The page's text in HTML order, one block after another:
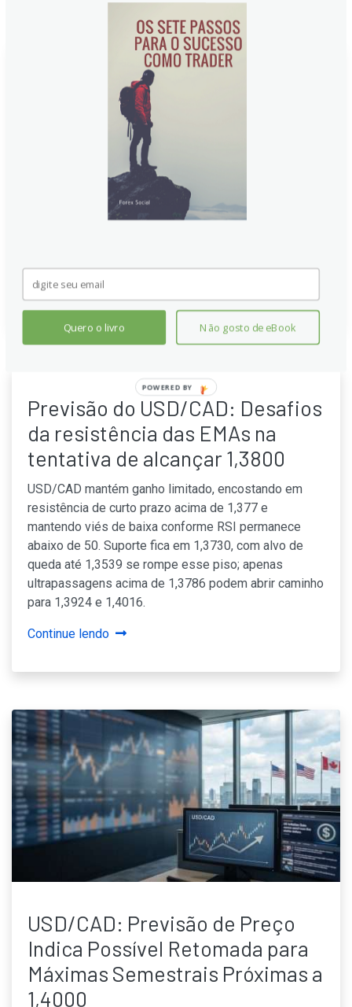
Notícias Relacionadas:
Previsão do USD/CAD: teste de
suporte em 1,3700 próximo às
médias móveis
USD/CAD permanece próximo de 1,3710, com viés
de curto prazo levemente otimista enquanto o preço
fica acima das médias móveis de 9 e 50 dias. O RSI
sinaliza pressão de compra, e um rompimento acima
Continue lendo
Previsão do USD/CAD: Desafios
da resistência das EMAs na
tentativa de alcançar 1,3800
USD/CAD mantém ganho limitado, encostando em
resistência de curto prazo acima de 1,377 e
mantendo viés de baixa conforme RSI permanece
abaixo de 50. Suporte fica em 1,3730, com alvo de
queda até 1,3539 se rompe esse piso; apenas
ultrapassagens acima de 1,3786 podem abrir caminho
para 1,3924 e 1,4016.
Continue lendo
USD/CAD: Previsão de Preço
Indica Possível Retomada para
Máximas Semestrais Próximas a
1,4000
Quero o livro Não gosto de eBook
POWERED BY